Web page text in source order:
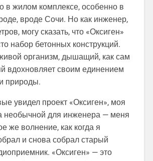
в жилом комплексе, особенно в
вроде Сочи. Но как инженер,
могу сказать, что «Оксиген»
набор бетонных конструкций.
организм, дышащий, как сам
вдохновляет своим единением
природы.
увидел проект «Оксиген», моя
необычной для инженера — меня
же волнение, как когда я
и снова собрал старый
«Оксиген» — это